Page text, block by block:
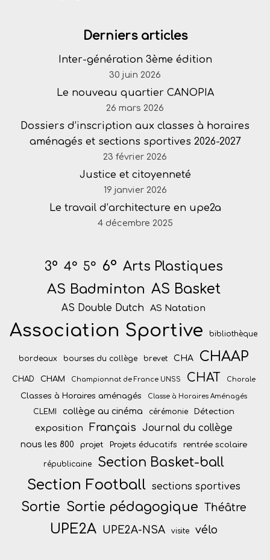
Derniers articles
Inter-génération 3ème édition
30 juin 2026
Le nouveau quartier CANOPIA
26 mars 2026
Dossiers d’inscription aux classes à horaires
aménagés et sections sportives 2026-2027
23 février 2026
Justice et citoyenneté
19 janvier 2026
Le travail d’architecture en upe2a
4 décembre 2025
3° 4° 5° 6° Arts Plastiques
AS Badminton AS Basket
AS Double Dutch AS Natation
Association Sportive bibliothèque
bordeaux bourses du collège brevet CHA CHAAP
CHAD CHAM Championnat de France UNSS CHAT Chorale
Classes à Horaires aménagés Classe à Horaires Aménagés
CLEMI collège au cinéma cérémonie Détection
exposition Français Journal du collège
nous les 800 projet Projets éducatifs rentrée scolaire
républicaine Section Basket-ball
Section Football sections sportives
Sortie Sortie pédagogique Théâtre
UPE2A UPE2A-NSA visite vélo